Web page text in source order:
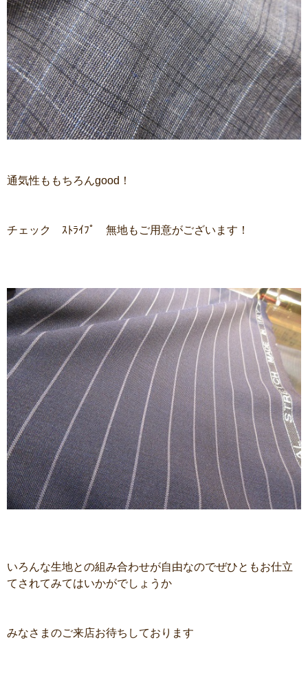
通気性ももちろんgood！
チェック ｽﾄﾗｲﾌﾟ 無地もご用意がございます！
いろんな生地との組み合わせが自由なのでぜひともお仕立
てされてみてはいかがでしょうか
みなさまのご来店お待ちしております